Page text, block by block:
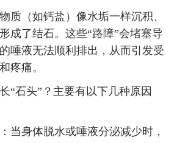
质（如钙盐）像水垢一样沉积、
成了结石。这些“路障”会堵塞导
唾液无法顺利排出，从而引发受
疼痛。
“石头”？主要有以下几种原因
当身体脱水或唾液分泌减少时，